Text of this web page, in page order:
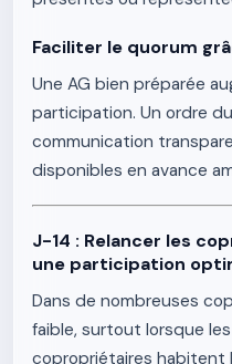
Faciliter le quorum
Une AG bien préparée
participation. Un ordre
communication
disponibles en avance
J-14 : Relancer les
une participation
Dans de nombreuses
faible, surtout lorsque
copropriétaires habitent